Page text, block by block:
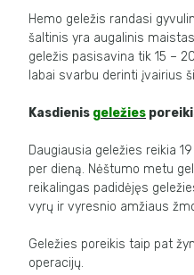
Hemo geležis randasi
šaltinis yra augalinis
geležis pasisavina tik 15 –
labai svarbu derinti įvairius
Kasdienis geležies
Daugiausia geležies reikia
per dieną. Nėštumo metu
reikalingas padidėjęs
vyrų ir vyresnio amžiaus
Geležies poreikis taip pat
operacijų.